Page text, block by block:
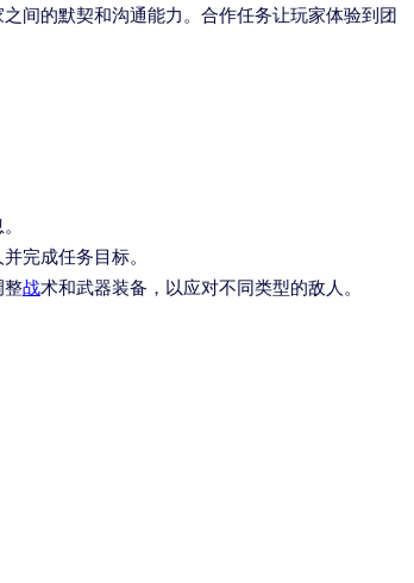
间的默契和沟通能力。合作任务让玩家体验到团
完成任务目标。
整战术和武器装备，以应对不同类型的敌人。